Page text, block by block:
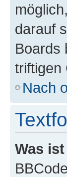
darauf
Boards
triftigen
Nach
Was